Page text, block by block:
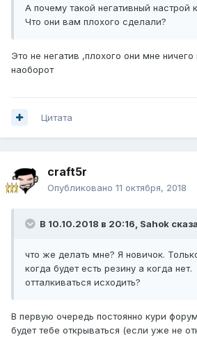
А почему такой негативный настрой
Что они вам плохого сделали?
Это не негатив ,плохого они мне
наоборот
Цитата
craft5r
Опубликовано 11 октября, 2018
В 10.10.2018 в 20:16, Sahok
что же делать мне? Я новичок.
когда будет есть резину а когда
отталкиваться исходить?
В первую очередь постоянно кури
будет тебе открываться (если уже не